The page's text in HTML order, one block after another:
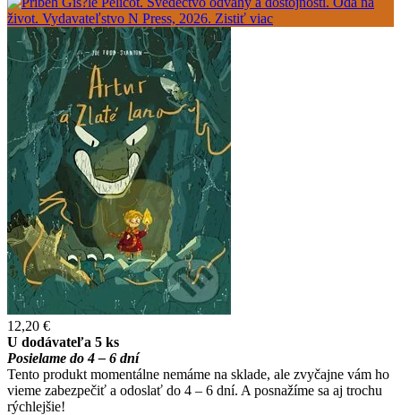
12,20 €
U dodávateľa 5 ks
Posielame do 4 – 6 dní
Tento produkt momentálne nemáme na sklade, ale zvyčajne vám ho
vieme zabezpečiť a odoslať do 4 – 6 dní. A posnažíme sa aj trochu
rýchlejšie!